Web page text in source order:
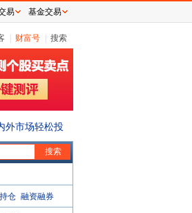
财富号 搜索
外市场轻松投
仓 融资融券
易 基金交易